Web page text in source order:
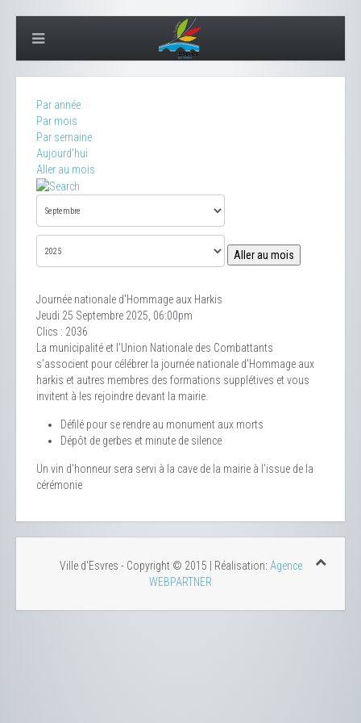
Par année
Par mois
Par semaine
Aujourd'hui
Aller au mois
Aller au mois
Journée nationale d'Hommage aux Harkis
Jeudi 25 Septembre 2025, 06:00pm
Clics : 2036
La municipalité et l’Union Nationale des Combattants
s’associent pour célébrer la journée nationale d'Hommage aux
harkis et autres membres des formations supplétives et vous
invitent à les rejoindre devant la mairie.
Défilé pour se rendre au monument aux morts
Dépôt de gerbes et minute de silence
Un vin d’honneur sera servi à la cave de la mairie à l’issue de la
cérémonie
Ville d'Esvres - Copyright © 2015 | Réalisation: Agence
WEBPARTNER